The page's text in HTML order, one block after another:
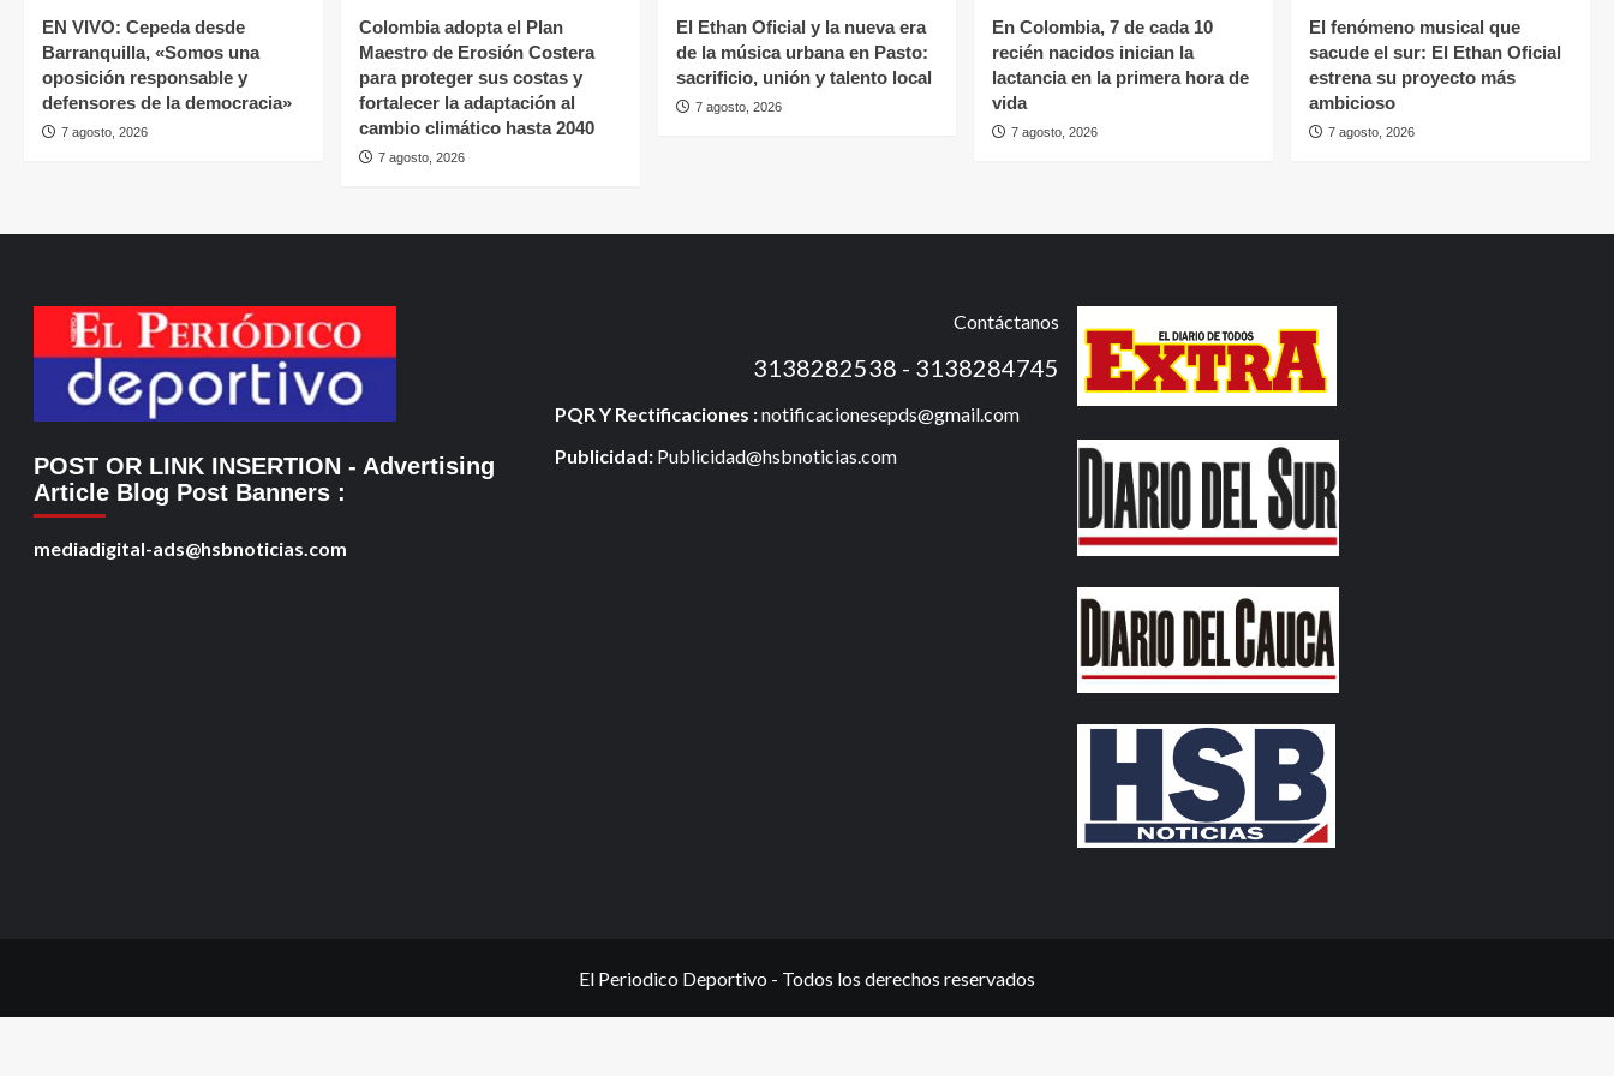
EN VIVO: Cepeda desde
Barranquilla, «Somos una
oposición responsable y
defensores de la democracia»
7 agosto, 2026
Colombia adopta el Plan
Maestro de Erosión Costera
para proteger sus costas y
fortalecer la adaptación al
cambio climático hasta 2040
7 agosto, 2026
El Ethan Oficial y la nueva era
de la música urbana en Pasto:
sacrificio, unión y talento local
7 agosto, 2026
En Colombia, 7 de cada 10
recién nacidos inician la
lactancia en la primera hora de
vida
7 agosto, 2026
El fenómeno musical que
sacude el sur: El Ethan Oficial
estrena su proyecto más
ambicioso
7 agosto, 2026
POST OR LINK INSERTION - Advertising
Article Blog Post Banners :
mediadigital-ads@hsbnoticias.com
Contáctanos
3138282538 - 3138284745
PQR Y Rectificaciones :notificacionesepds@gmail.com
Publicidad: Publicidad@hsbnoticias.com